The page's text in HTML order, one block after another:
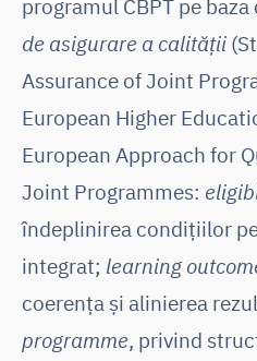
programul CBPT pe baza
de asigurare a calității
Assurance of Joint
European Higher
European Approach for
Joint Programmes:
îndeplinirea condițiilor
integrat; learning
coerența și alinierea
programme, privind